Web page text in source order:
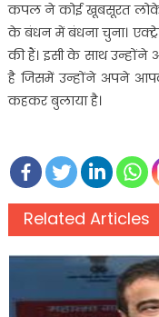
कपल ने कोई खूबसूरत
के बंधन में बंधना चुना।
की हैं। इसी के साथ
है जिसमें उन्होंने अपने
कहकर बुलाया है।
Related Articles